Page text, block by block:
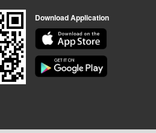
Download Application